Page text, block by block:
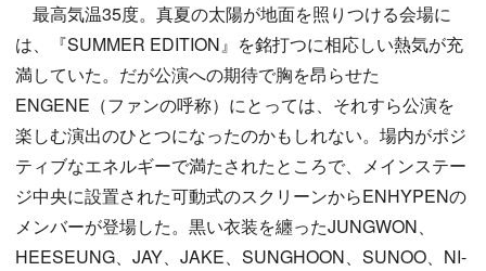
最高気温35度。真夏の太陽が地面を照りつける会場に
は、『SUMMER EDITION』を銘打つに相応しい熱気が充
満していた。だが公演への期待で胸を昂らせた
ENGENE（ファンの呼称）にとっては、それすら公演を
楽しむ演出のひとつになったのかもしれない。場内がポジ
ティブなエネルギーで満たされたところで、メインステー
ジ中央に設置された可動式のスクリーンからENHYPENの
メンバーが登場した。黒い衣装を纏ったJUNGWON、
HEESEUNG、JAY、JAKE、SUNGHOON、SUNOO、NI-